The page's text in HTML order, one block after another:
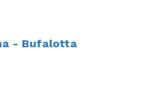
- Bufalotta